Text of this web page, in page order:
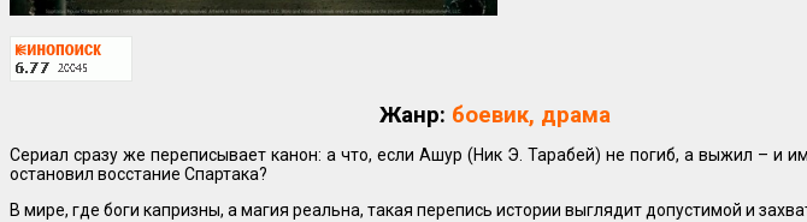
Жанр: боевик, драма
Сериал сразу же переписывает канон: а что, если Ашур (Ник Э. Тарабей) не погиб, а выжил – и
остановил восстание Спартака?
В мире, где боги капризны, а магия реальна, такая перепись истории выглядит допустимой и